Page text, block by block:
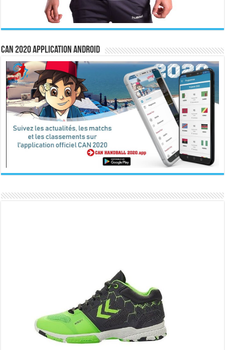
CAN 2020 Application Android